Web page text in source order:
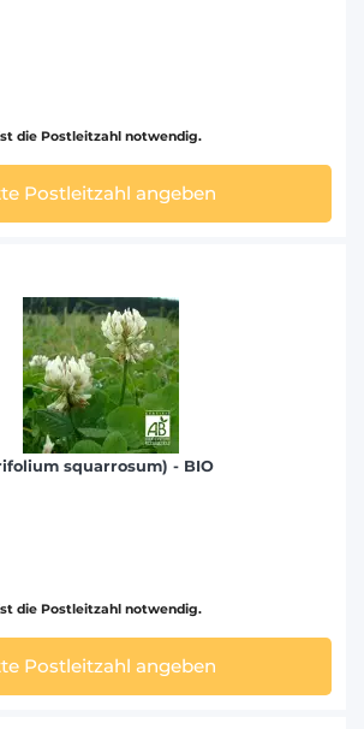
die Postleitzahl notwendig.
Postleitzahl angeben
squarrosum) - BIO
die Postleitzahl notwendig.
Postleitzahl angeben